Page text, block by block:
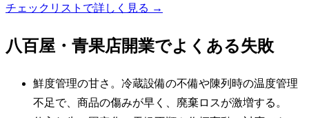
チェックリストで詳しく見る →
八百屋・青果店開業でよくある失敗
鮮度管理の甘さ。冷蔵設備の不備や陳列時の温度管理
不足で、商品の傷みが早く、廃棄ロスが激増する。